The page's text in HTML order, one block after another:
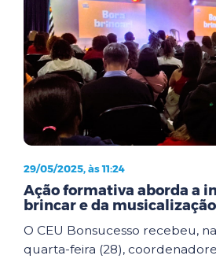
29/05/2025, às 11:24
Ação formativa aborda a
brincar e da
O CEU Bonsucesso recebeu,
quarta-feira (28),